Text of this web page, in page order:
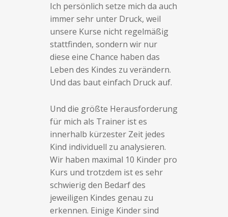
Ich persönlich setze mich da auch
immer sehr unter Druck, weil
unsere Kurse nicht regelmäßig
stattfinden, sondern wir nur
diese eine Chance haben das
Leben des Kindes zu verändern.
Und das baut einfach Druck auf.
Und die größte Herausforderung
für mich als Trainer ist es
innerhalb kürzester Zeit jedes
Kind individuell zu analysieren.
Wir haben maximal 10 Kinder pro
Kurs und trotzdem ist es sehr
schwierig den Bedarf des
jeweiligen Kindes genau zu
erkennen. Einige Kinder sind